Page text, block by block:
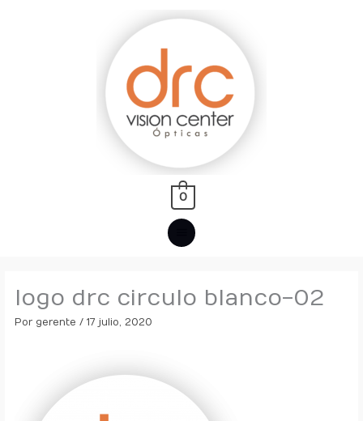
MENÚ
PRINCIPAL
0
logo drc circulo blanco-02
Por gerente/17 julio, 2020